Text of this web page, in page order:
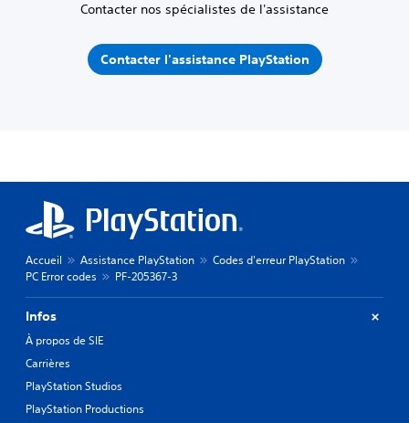
Contacter nos spécialistes de l'assistance
Contacter l'assistance PlayStation
Accueil Assistance PlayStation
Codes d'erreur PlayStation
PC Error codes
PF-205367-3
Infos
À propos de SIE
Carrières
PlayStation Studios
PlayStation Productions